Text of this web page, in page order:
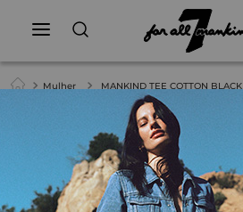
Mulher MANKIND TEE COTTON BLACK
MANKIND TEE COTTON BLACK